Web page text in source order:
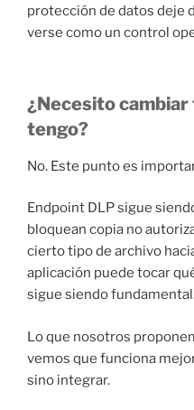
protección de datos deje
verse como un control
¿Necesito cambiar
tengo?
No. Este punto es
Endpoint DLP sigue
bloquean copia no
cierto tipo de archivo
aplicación puede tocar
sigue siendo
Lo que nosotros
vemos que funciona
sino integrar.